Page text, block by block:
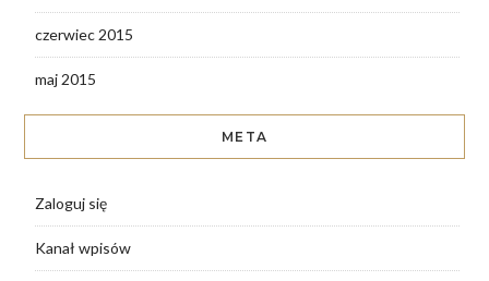
czerwiec 2015
maj 2015
META
Zaloguj się
Kanał wpisów